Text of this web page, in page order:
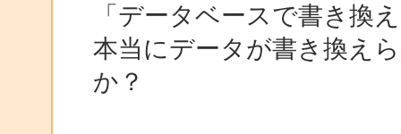
「データベースで書き換
本当にデータが書き換え
か？